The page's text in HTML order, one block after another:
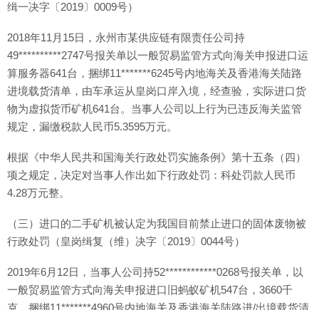
缉一决字〔2019〕0009号）
2018年11月15日，永州市某供应链有限责任公司持
49**********2747号报关单以一般贸易监管方式向海关申报进口运
算服务器641台，捆绑11*******6245号内地海关及香港海关陆路
进境载货清单，由车承运从皇岗口岸入境，经查验，实际进口货
物为虚拟货币矿机641台。当事人公司以上行为已违反海关监管
规定，漏缴税款人民币5.3595万元。
根据《中华人民共和国海关行政处罚实施条例》第十五条（四）
项之规定，决定对当事人作出如下行政处罚：科处罚款人民币
4.28万元整。
（三）进口的二手矿机被认定为我国目前禁止进口的固体废物被
行政处罚（皇岗缉复（维）决字〔2019〕0044号）
2019年6月12日，当事人公司持52************0268号报关单，以
一般贸易监管方式向海关申报进口旧蚂蚁矿机547台，3660千
克，捆绑11*******4960号内地海关及香港海关陆路进/出境载货清